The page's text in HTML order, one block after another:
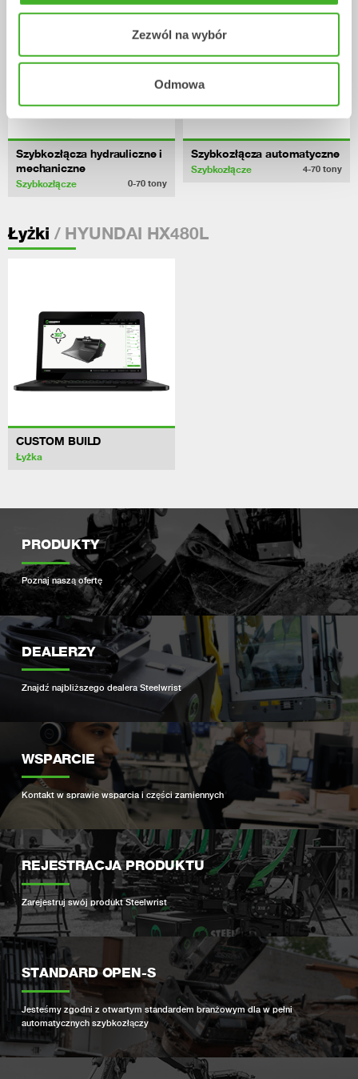
Zezwól na wybór
Odmowa
Szybkozłącza hydrauliczne i
mechaniczne
Szybkozłącze 0-70 tony
Szybkozłącza automatyczne
Szybkozłącze 4-70 tony
Łyżki / HYUNDAI HX480L
CUSTOM BUILD
Łyżka
PRODUKTY
Poznaj naszą ofertę
DEALERZY
Znajdź najbliższego dealera Steelwrist
WSPARCIE
Kontakt w sprawie wsparcia i części zamiennych
REJESTRACJA PRODUKTU
Zarejestruj swój produkt Steelwrist
STANDARD OPEN-S
Jesteśmy zgodni z otwartym standardem branżowym dla w pełni
automatycznych szybkozłączy